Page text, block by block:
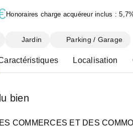
Honoraires charge acquéreur inclus :
Jardin Parking / Garage
Localisation
bien
COMMERCES ET DES